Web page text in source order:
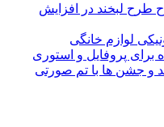
طرح لبخند در افزایش
لوازم خانگی
برای پروفایل و استوری
و جشن ها با تم صورتی